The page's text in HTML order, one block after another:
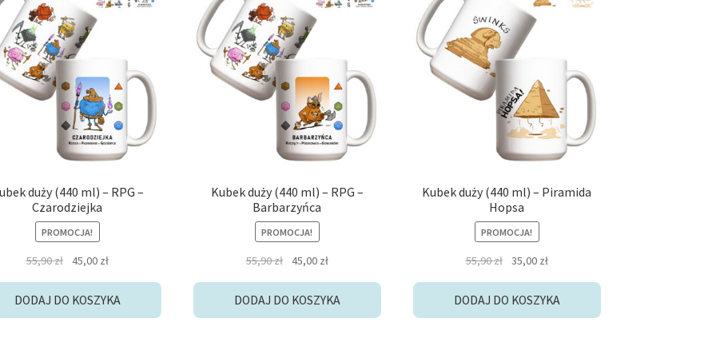
duży (440 ml) – RPG –
Czarodziejka
PROMOCJA!
55,90zł
Pierwotna
wynosiła:
45,00 złAktualna
wynosi:
DODAJ DO KOSZYKA
Kubek duży (440 ml) – RPG –
Barbarzyńca
PROMOCJA!
55,90zł
Pierwotna
wynosiła:
45,00 złAktualna
wynosi:
DODAJ DO KOSZYKA
Kubek duży (440 ml) – Piramida
Hopsa
PROMOCJA!
55,90zł
Pierwotna
wynosiła:
35,00 złAktualna
wynosi:
DODAJ DO KOSZYKA